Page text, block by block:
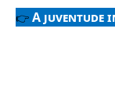
👉 A juventude